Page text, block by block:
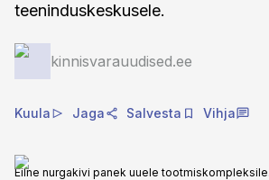
teeninduskeskusele.
kinnisvarauudised.ee
Kuula Jaga Salvesta Vihja
Eilne nurgakivi panek uuele tootmiskompleksile.